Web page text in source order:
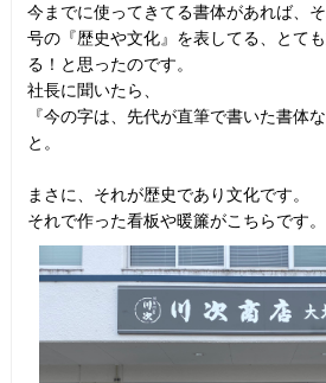
今までに使ってきてる書体があれば、
号の『歴史や文化』を表してる、とて
る！と思ったのです。
社長に聞いたら、
『今の字は、先代が直筆で書いた書体な
と。
まさに、それが歴史であり文化です。
それで作った看板や暖簾がこちらです。